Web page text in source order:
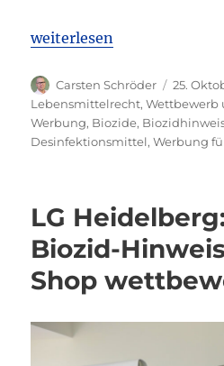
„BGH: Werbung für
weiterlesen
Autor
Carsten Schröder
am
25.
Lebensmittelrecht,Wettbewerb
Werbung, Biozide,
Desinfektionsmittel,Werbung
LG
Biozid-
Shop